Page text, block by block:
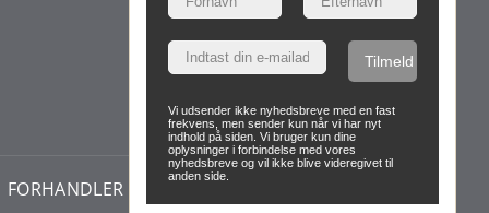
FORHANDLER NYHEDSMAIL
Tilmeld
Vi udsender ikke nyhedsbreve med en fast
frekvens, men sender kun når vi har nyt
indhold på siden. Vi bruger kun dine
oplysninger i forbindelse med vores
nyhedsbreve og vil ikke blive videregivet til
anden side.